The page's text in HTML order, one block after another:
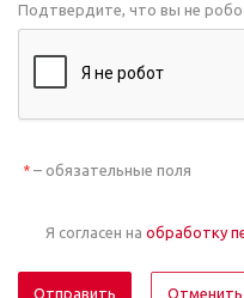
Подтвердите, что вы не
* – обязательные поля
Я согласен на обработку
Отменить